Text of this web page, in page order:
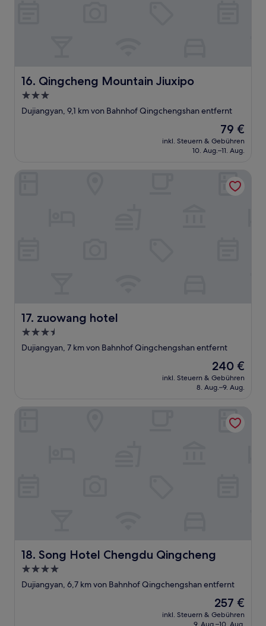
16. Qingcheng Mountain Jiuxipo
Qingcheng Mountain Jiuxipo
3.0-
Sterne-
Dujiangyan, 9,1 km von Bahnhof Qingchengshan entfernt
Der
Preis
beträgt
79 €
inkl. Steuern & Gebühren
10. Aug.–11. Aug.
17. zuowang hotel
zuowang hotel
3.5-
Sterne-
Dujiangyan, 7 km von Bahnhof Qingchengshan entfernt
Der
Preis
beträgt
240 €
inkl. Steuern & Gebühren
8. Aug.–9. Aug.
18. Song Hotel Chengdu Qingcheng
Song Hotel Chengdu Qingcheng
4.0-
Sterne-
Dujiangyan, 6,7 km von Bahnhof Qingchengshan entfernt
Der
Preis
beträgt
257 €
inkl. Steuern & Gebühren